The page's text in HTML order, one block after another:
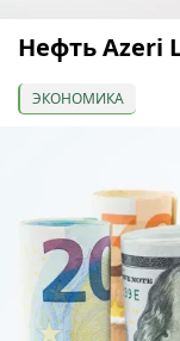
Нефть Azeri
ЭКОНОМИКА